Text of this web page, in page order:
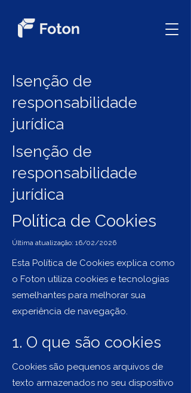
Isenção de
responsabilidade
jurídica
Isenção de
responsabilidade
jurídica
Política de Cookies
Última atualização: 16/02/2026
Esta Política de Cookies explica como
o Foton utiliza cookies e tecnologias
semelhantes para melhorar sua
experiência de navegação.
1. O que são cookies
Cookies são pequenos arquivos de
texto armazenados no seu dispositivo